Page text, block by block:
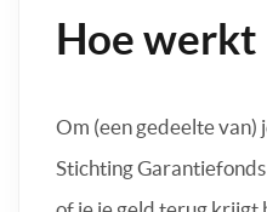
Hoe werkt
Om (een gedeelte van)
Stichting